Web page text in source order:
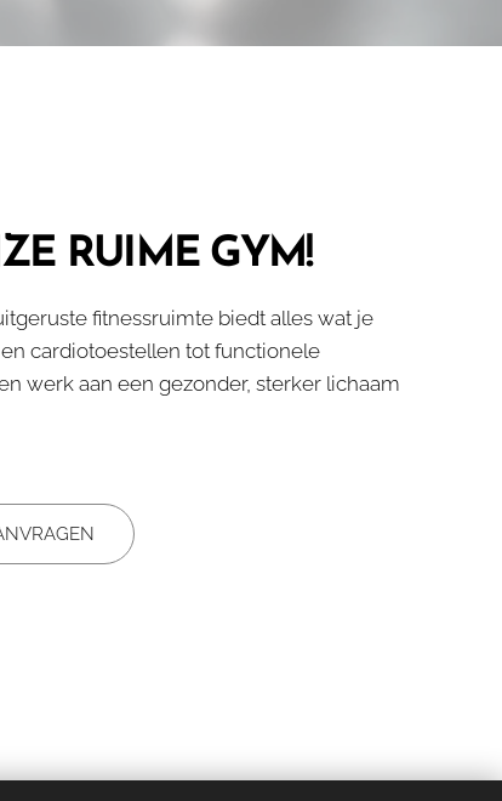
RUIME GYM!
fitnessruimte biedt alles wat je
cardiotoestellen tot functionele
werk aan een gezonder, sterker lichaam